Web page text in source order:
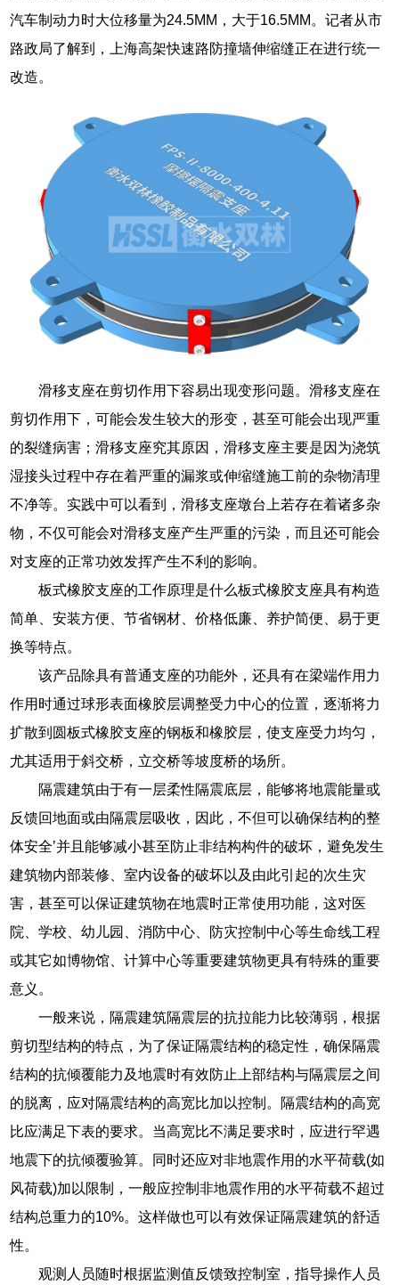
汽车制动力时大位移量为24.5MM，大于16.5MM。记者从市
路政局了解到，上海高架快速路防撞墙伸缩缝正在进行统一
改造。
滑移支座在剪切作用下容易出现变形问题。滑移支座在
剪切作用下，可能会发生较大的形变，甚至可能会出现严重
的裂缝病害；滑移支座究其原因，滑移支座主要是因为浇筑
湿接头过程中存在着严重的漏浆或伸缩缝施工前的杂物清理
不净等。实践中可以看到，滑移支座墩台上若存在着诸多杂
物，不仅可能会对滑移支座产生严重的污染，而且还可能会
对支座的正常功效发挥产生不利的影响。
板式橡胶支座的工作原理是什么板式橡胶支座具有构造
简单、安装方便、节省钢材、价格低廉、养护简便、易于更
换等特点。
该产品除具有普通支座的功能外，还具有在梁端作用力
作用时通过球形表面橡胶层调整受力中心的位置，逐渐将力
扩散到圆板式橡胶支座的钢板和橡胶层，使支座受力均匀，
尤其适用于斜交桥，立交桥等坡度桥的场所。
隔震建筑由于有一层柔性隔震底层，能够将地震能量或
反馈回地面或由隔震层吸收，因此，不但可以确保结构的整
体安全’并且能够减小甚至防止非结构构件的破坏，避免发生
建筑物内部装修、室内设备的破坏以及由此引起的次生灾
害，甚至可以保证建筑物在地震时正常使用功能，这对医
院、学校、幼儿园、消防中心、防灾控制中心等生命线工程
或其它如博物馆、计算中心等重要建筑物更具有特殊的重要
意义。
一般来说，隔震建筑隔震层的抗拉能力比较薄弱，根据
剪切型结构的特点，为了保证隔震结构的稳定性，确保隔震
结构的抗倾覆能力及地震时有效防止上部结构与隔震层之间
的脱离，应对隔震结构的高宽比加以控制。隔震结构的高宽
比应满足下表的要求。当高宽比不满足要求时，应进行罕遇
地震下的抗倾覆验算。同时还应对非地震作用的水平荷载(如
风荷载)加以限制，一般应控制非地震作用的水平荷载不超过
结构总重力的10%。这样做也可以有效保证隔震建筑的舒适
性。
观测人员随时根据监测值反馈致控制室，指导操作人员